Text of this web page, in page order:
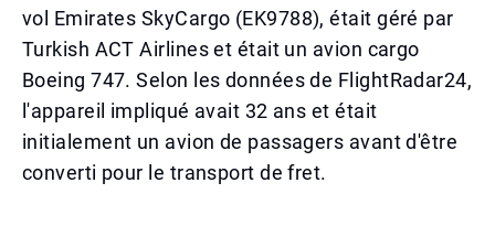
vol Emirates SkyCargo (EK9788), était géré par
Turkish ACT Airlines et était un avion cargo
Boeing 747. Selon les données de FlightRadar24,
l'appareil impliqué avait 32 ans et était
initialement un avion de passagers avant d'être
converti pour le transport de fret.